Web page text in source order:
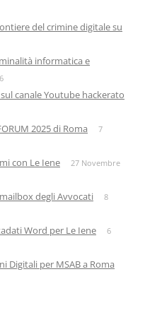
del crimine digitale su
informatica e
canale Youtube hackerato
2025 di Roma
7
con Le Iene
27 Novembre
degli Avvocati
8
Word per Le Iene
6
Digitali per MSAB a Roma